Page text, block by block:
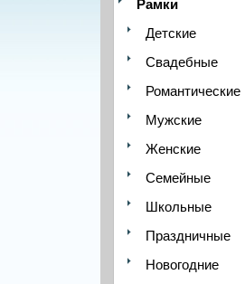
Рамки
Детские
Свадебные
Романтические
Мужские
Женские
Семейные
Школьные
Праздничные
Новогодние